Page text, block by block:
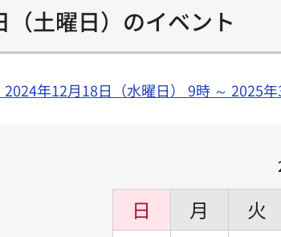
土曜日）のイベント
年12月18日（水曜日） 9時 ～ 2025
日 月 火